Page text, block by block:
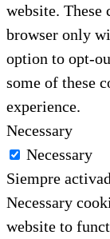
website.
browser only
option to opt-
some of these
experience.
Necessary
Necessary
Siempre
Necessary
website to